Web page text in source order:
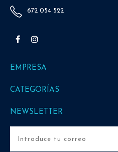
672 054 522
Facebook
EMPRESA
CATEGORÍAS
NEWSLETTER